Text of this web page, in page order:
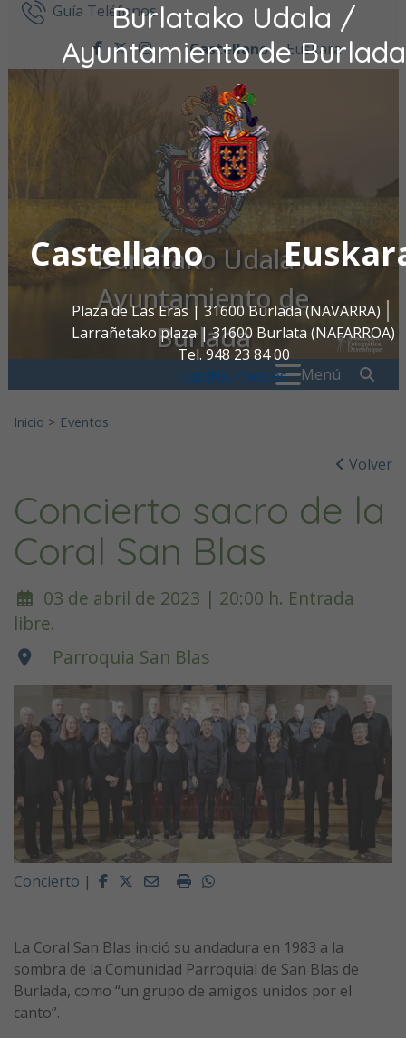
Burlatako Udala /
Ayuntamiento de Burlada
Castellano
Plaza de Las Eras | 31600 Burlada (NAVARRA)
Larrañetako plaza | 31600 Burlata (NAFARROA)
Tel. 948 23 84 00
oac@burlada.es
Ir al contenidoGuía Teléfonos
facebook
twitter
instagram
Castellano Euskara
Burlatako Udala /
Ayuntamiento de
Burlada
Menú
Inicio > Eventos
Volver
Concierto sacro de la
Coral San Blas
03 de abril de 2023 | 20:00 h. Entrada
libre.
Parroquia San Blas
Concierto | FacebookTwitterEmailImprimirWhatsapp
La Coral San Blas inició su andadura en 1983 a la
sombra de la Comunidad Parroquial de San Blas de
Burlada, como “un grupo de amigos unidos por el
canto”.